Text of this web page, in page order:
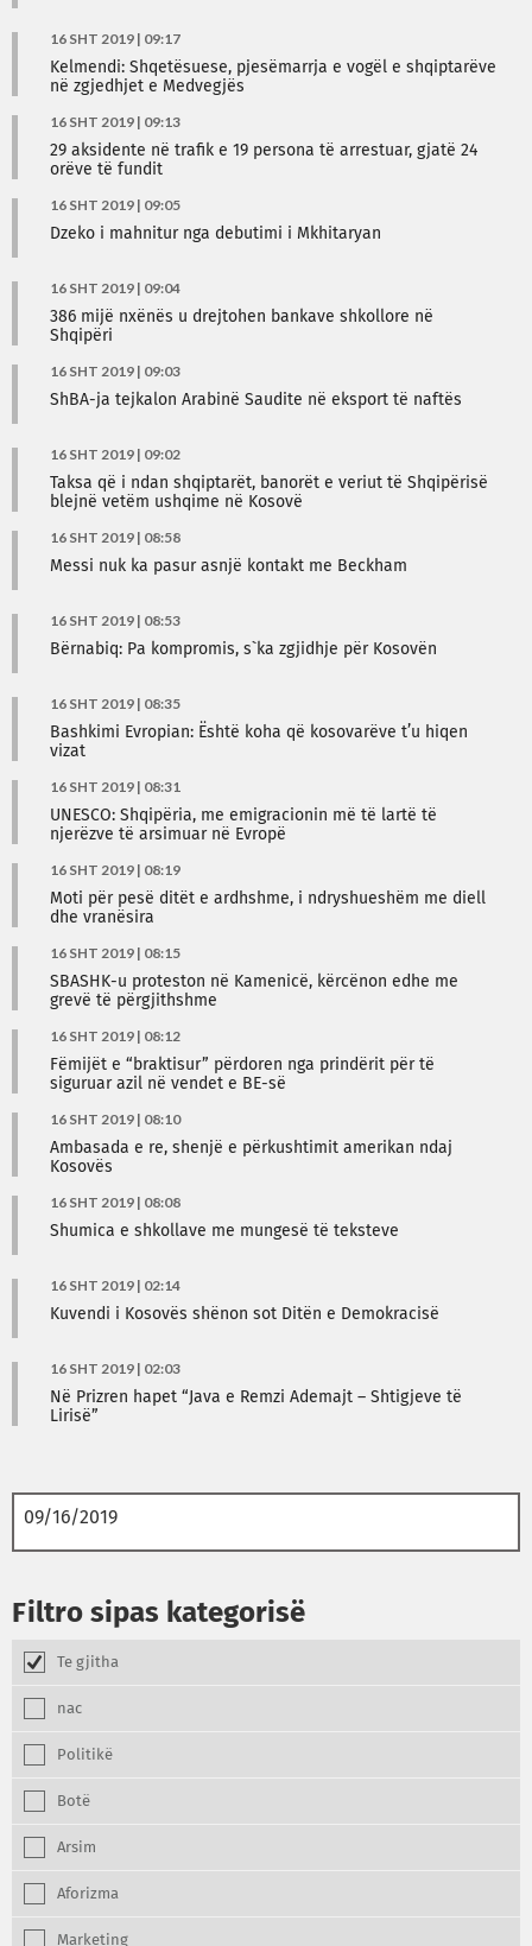
16 SHT 2019 | 09:17
Kelmendi: Shqetësuese, pjesëmarrja e vogël e shqiptarëve
në zgjedhjet e Medvegjës
16 SHT 2019 | 09:13
29 aksidente në trafik e 19 persona të arrestuar, gjatë 24
orëve të fundit
16 SHT 2019 | 09:05
Dzeko i mahnitur nga debutimi i Mkhitaryan
16 SHT 2019 | 09:04
386 mijë nxënës u drejtohen bankave shkollore në
Shqipëri
16 SHT 2019 | 09:03
ShBA-ja tejkalon Arabinë Saudite në eksport të naftës
16 SHT 2019 | 09:02
Taksa që i ndan shqiptarët, banorët e veriut të Shqipërisë
blejnë vetëm ushqime në Kosovë
16 SHT 2019 | 08:58
Messi nuk ka pasur asnjë kontakt me Beckham
16 SHT 2019 | 08:53
Bërnabiq: Pa kompromis, s`ka zgjidhje për Kosovën
16 SHT 2019 | 08:35
Bashkimi Evropian: Është koha që kosovarëve t’u hiqen
vizat
16 SHT 2019 | 08:31
UNESCO: Shqipëria, me emigracionin më të lartë të
njerëzve të arsimuar në Evropë
16 SHT 2019 | 08:19
Moti për pesë ditët e ardhshme, i ndryshueshëm me diell
dhe vranësira
16 SHT 2019 | 08:15
SBASHK-u proteston në Kamenicë, kërcënon edhe me
grevë të përgjithshme
16 SHT 2019 | 08:12
Fëmijët e “braktisur” përdoren nga prindërit për të
siguruar azil në vendet e BE-së
16 SHT 2019 | 08:10
Ambasada e re, shenjë e përkushtimit amerikan ndaj
Kosovës
16 SHT 2019 | 08:08
Shumica e shkollave me mungesë të teksteve
16 SHT 2019 | 02:14
Kuvendi i Kosovës shënon sot Ditën e Demokracisë
16 SHT 2019 | 02:03
Në Prizren hapet “Java e Remzi Ademajt – Shtigjeve të
Lirisë”
Filtro sipas kategorisë
Te gjitha
nac
Politikë
Botë
Arsim
Aforizma
Marketing